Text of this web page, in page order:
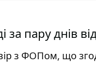
за пару днів
з ФОПом, що